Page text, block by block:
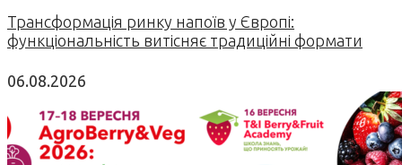
Трансформація ринку напоїв у Європі:
функціональність витісняє традиційні формати
06.08.2026